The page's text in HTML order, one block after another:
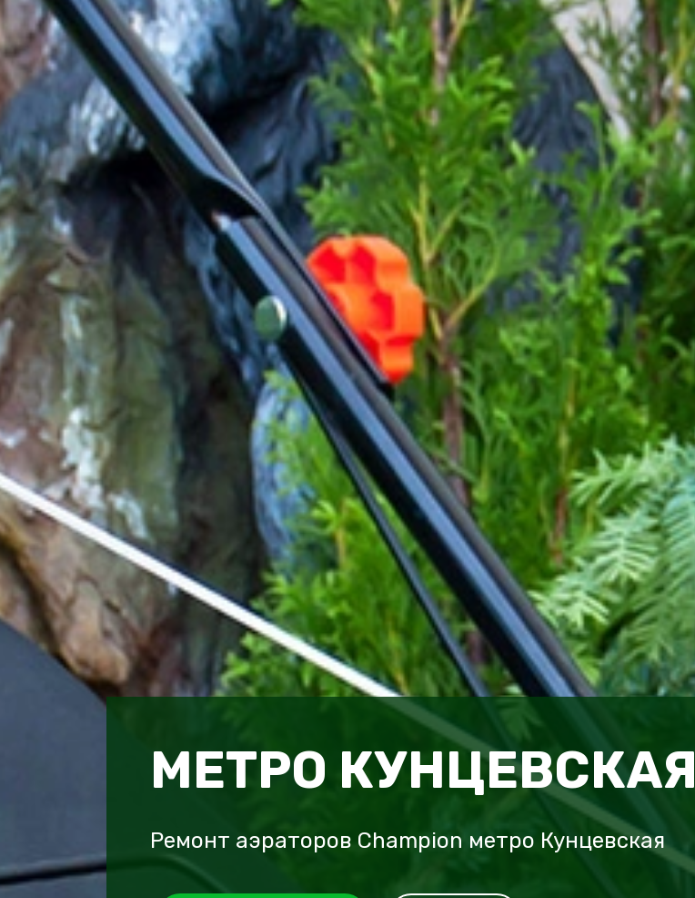
МЕТРО КУНЦЕВСКАЯ
Ремонт аэраторов Champion метро Кунцевская